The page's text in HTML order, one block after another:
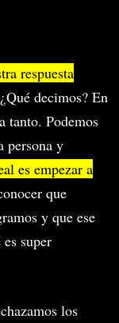
respuesta
decimos? En
tanto. Podemos
persona y
es empezar a
que
y que ese
super
los